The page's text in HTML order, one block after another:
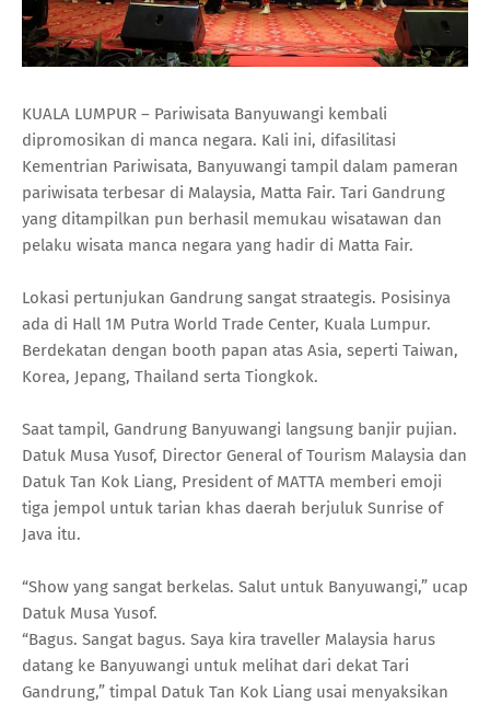
KUALA LUMPUR – Pariwisata Banyuwangi kembali
dipromosikan di manca negara. Kali ini, difasilitasi
Kementrian Pariwisata, Banyuwangi tampil dalam pameran
pariwisata terbesar di Malaysia, Matta Fair. Tari Gandrung
yang ditampilkan pun berhasil memukau wisatawan dan
pelaku wisata manca negara yang hadir di Matta Fair.
Lokasi pertunjukan Gandrung sangat straategis. Posisinya
ada di Hall 1M Putra World Trade Center, Kuala Lumpur.
Berdekatan dengan booth papan atas Asia, seperti Taiwan,
Korea, Jepang, Thailand serta Tiongkok.
Saat tampil, Gandrung Banyuwangi langsung banjir pujian.
Datuk Musa Yusof, Director General of Tourism Malaysia dan
Datuk Tan Kok Liang, President of MATTA memberi emoji
tiga jempol untuk tarian khas daerah berjuluk Sunrise of
Java itu.
“Show yang sangat berkelas. Salut untuk Banyuwangi,” ucap
Datuk Musa Yusof.
“Bagus. Sangat bagus. Saya kira traveller Malaysia harus
datang ke Banyuwangi untuk melihat dari dekat Tari
Gandrung,” timpal Datuk Tan Kok Liang usai menyaksikan